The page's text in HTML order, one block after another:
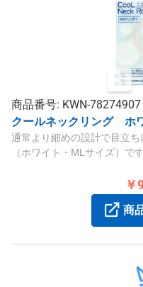
商品番号: KWN-78274907
クールネックリング ホ
通常より細めの設計で目立
（ホワイト・MLサイズ）で
さりげなく着用したい方に
￥
商